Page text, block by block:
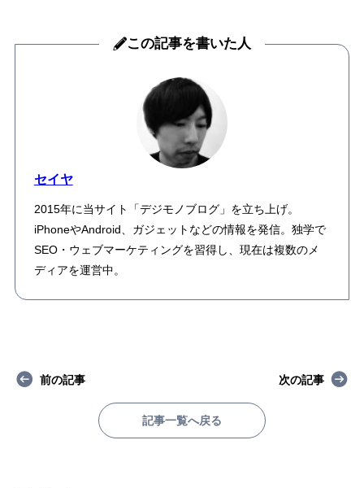
この記事を書いた人
セイヤ
2015年に当サイト「デジモノブログ」を立ち上げ。
iPhoneやAndroid、ガジェットなどの情報を発信。独学で
SEO・ウェブマーケティングを習得し、現在は複数のメ
ディアを運営中。
前の記事
記事一覧へ戻る
次の記事